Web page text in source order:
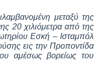
μεταξύ της
20 χιλιόμετρα από της
Εσκή – Ισταμπόλ
εις την Προποντίδα
αμέσως βορείως του